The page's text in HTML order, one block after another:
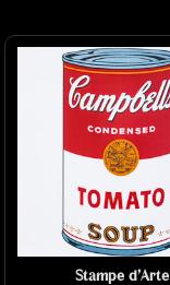
Stampe d'Arte